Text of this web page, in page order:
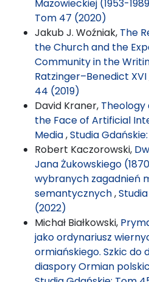
Mazowieckiej (1953-
Tom 47 (2020)
Jakub J. Woźniak, The
the Church and the
Community in the
Ratzinger–Benedict XVI
44 (2019)
David Kraner, Theology
the Face of Artificial
Media,Studia
Robert Kaczorowski,
Jana Żukowskiego
wybranych zagadnień
semantycznych,
(2022)
Michał Białkowski,
jako ordynariusz
ormiańskiego. Szkic do
diaspory Ormian